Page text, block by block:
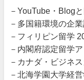
－YouTube・Blog
－多国籍環境の企
－フィリピン留学
－内閣府認定留学
－カナダ・ビジネ
－北海学園大学経